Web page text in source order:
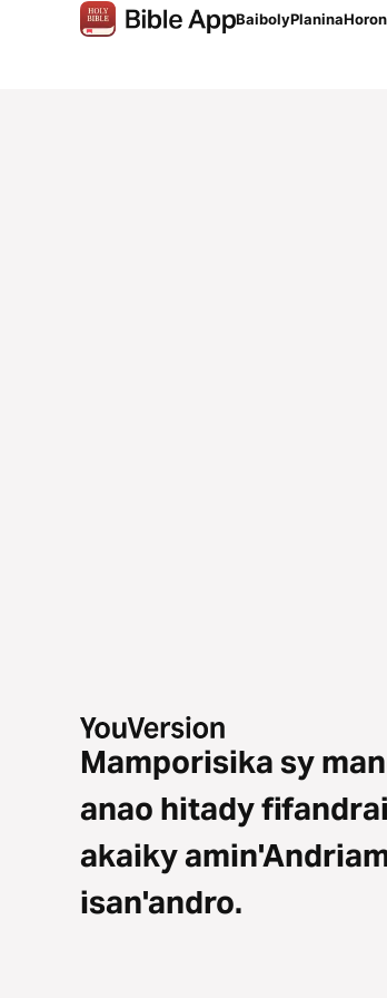
BaibolyPlanina
Mamporisika sy
anao hitady
akaiky
isan'andro.